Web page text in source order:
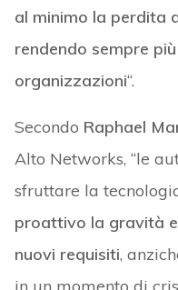
al minimo la perdita
rendendo sempre
organizzazioni“.
Secondo Raphael
Alto Networks, “le
sfruttare la
proattivo la gravità
nuovi requisiti,
in un momento di